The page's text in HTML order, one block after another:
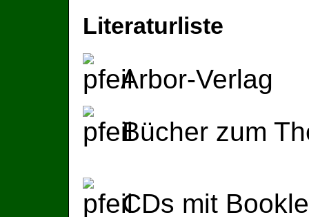
Literaturliste
Arbor-Verlag
Bücher zum
CDs mit